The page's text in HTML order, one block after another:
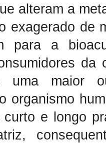
alteram a
exagerado de
para a
da
uma maior
organismo
e longo